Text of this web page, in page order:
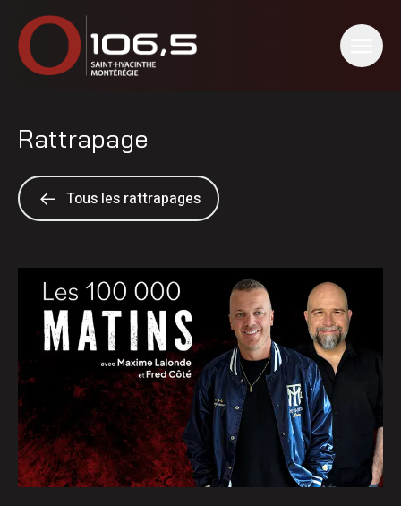
Rattrapage
Tous les rattrapages